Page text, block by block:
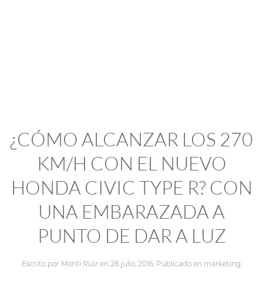
¿CÓMO ALCANZAR LOS 270
KM/H CON EL NUEVO
HONDA CIVIC TYPE R? CON
UNA EMBARAZADA A
PUNTO DE DAR A LUZ
Escrito por Monti Ruizen 28 julio, 2016. Publicado en marketing.